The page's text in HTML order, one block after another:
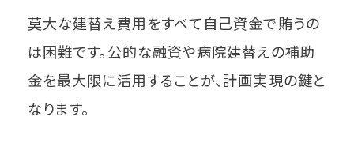
莫大な建替え費用をすべて自己資金で賄うの
は困難です。公的な融資や病院建替えの補助
金を最大限に活用することが、計画実現の鍵と
なります。